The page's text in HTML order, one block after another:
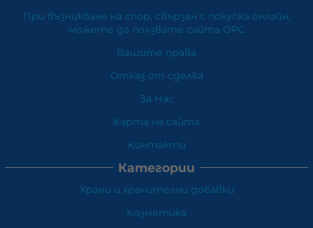
При възникване на спор, свързан с покупка онлайн,
можете да ползвате сайта ОРС
Вашите права
Отказ от сделка
За Нас
Карта на сайта
Контакти
Категории
Храни и хранителни добавки
Козметика